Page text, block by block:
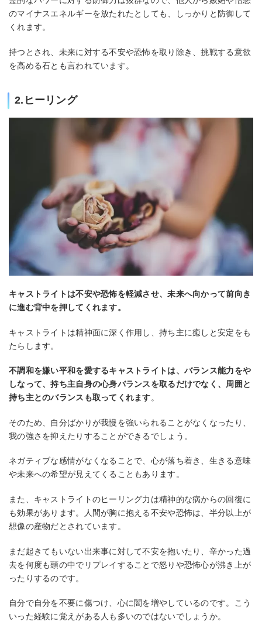
のマイナスエネルギーを放たれたとしても、しっかりと防御して
くれます。
持つとされ、未来に対する不安や恐怖を取り除き、挑戦する意欲
を高める石とも言われています。
2.ヒーリング
キャストライトは不安や恐怖を軽減させ、未来へ向かって前向き
に進む背中を押してくれます。
キャストライトは精神面に深く作用し、持ち主に癒しと安定をも
たらします。
不調和を嫌い平和を愛するキャストライトは、バランス能力をや
しなって、持ち主自身の心身バランスを取るだけでなく、周囲と
持ち主とのバランスも取ってくれます。
そのため、自分ばかりが我慢を強いられることがなくなったり、
我の強さを抑えたりすることができるでしょう。
ネガティブな感情がなくなることで、心が落ち着き、生きる意味
や未来への希望が見えてくることもあります。
また、キャストライトのヒーリング力は精神的な病からの回復に
も効果があります。人間が胸に抱える不安や恐怖は、半分以上が
想像の産物だとされています。
まだ起きてもいない出来事に対して不安を抱いたり、辛かった過
去を何度も頭の中でリプレイすることで怒りや恐怖心が沸き上が
ったりするのです。
自分で自分を不要に傷つけ、心に闇を増やしているのです。こう
いった経験に覚えがある人も多いのではないでしょうか。